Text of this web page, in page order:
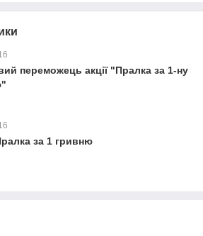
переможець акції "Пралка за 1-ну
за 1 гривню